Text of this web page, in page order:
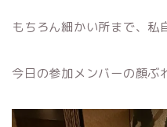
もちろん細かい所まで、私
今日の参加メンバーの顔ぶ